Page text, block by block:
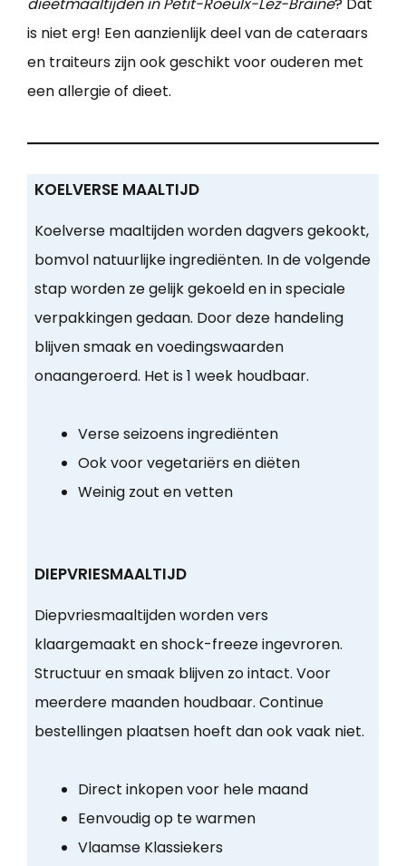
is niet erg! Een aanzienlijk deel van de cateraars
en traiteurs zijn ook geschikt voor ouderen met
een allergie of dieet.
KOELVERSE MAALTIJD
Koelverse maaltijden worden dagvers gekookt,
bomvol natuurlijke ingrediënten. In de volgende
stap worden ze gelijk gekoeld en in speciale
verpakkingen gedaan. Door deze handeling
blijven smaak en voedingswaarden
onaangeroerd. Het is 1 week houdbaar.
Verse seizoens ingrediënten
Ook voor vegetariërs en diëten
Weinig zout en vetten
DIEPVRIESMAALTIJD
Diepvriesmaaltijden worden vers
klaargemaakt en shock-freeze ingevroren.
Structuur en smaak blijven zo intact. Voor
meerdere maanden houdbaar. Continue
bestellingen plaatsen hoeft dan ook vaak niet.
Direct inkopen voor hele maand
Eenvoudig op te warmen
Vlaamse Klassiekers